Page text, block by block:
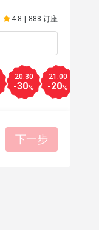
4.8 | 888 订座
20:30
-30%
21:00
-20%
下一步